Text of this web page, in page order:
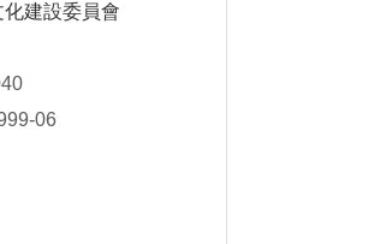
建設委員會
06